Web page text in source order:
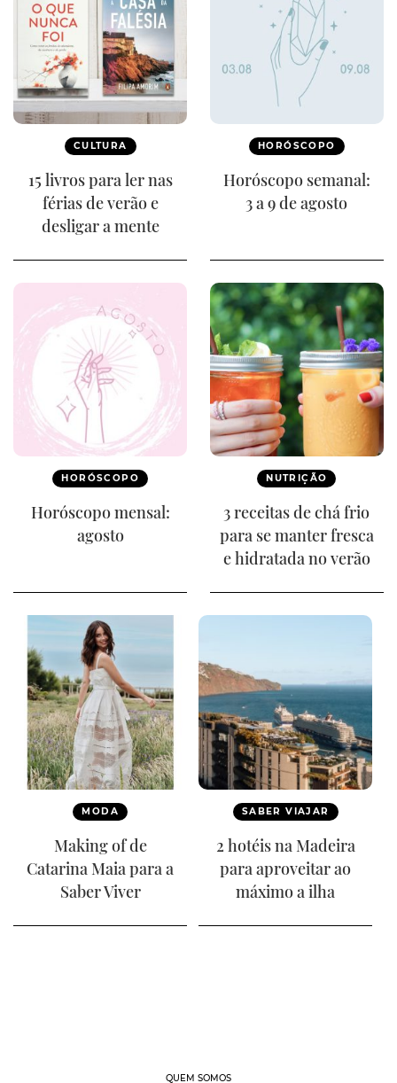
CULTURA
15 livros para ler nas
férias de verão e
desligar a mente
HORÓSCOPO
Horóscopo semanal:
3 a 9 de agosto
HORÓSCOPO
Horóscopo mensal:
agosto
NUTRIÇÃO
3 receitas de chá frio
para se manter fresca
e hidratada no verão
MODA
Making of de
Catarina Maia para a
Saber Viver
SABER VIAJAR
2 hotéis na Madeira
para aproveitar ao
máximo a ilha
QUEM SOMOS